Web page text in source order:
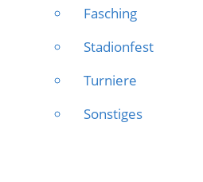
Fasching
Stadionfest
Turniere
Sonstiges